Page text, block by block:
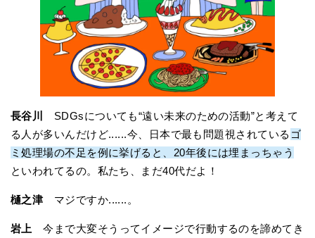
長谷川
SDGsについても“遠い未来のための活動”と考えて
る人が多いんだけど......今、日本で最も問題視されている ゴ
ミ処理場の不足を例に挙げると、20年後には埋まっちゃう
といわれてるの。私たち、まだ40代だよ！
樋之津マジですか......。
岩上
今まで大変そうってイメージで行動するのを諦めてき